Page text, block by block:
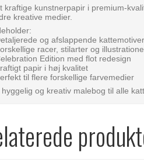
kraftige kunstnerpapir i premium-
kreative medier.
og afslappende kattemotiver
racer, stilarter og
Edition med flot redesign
papir i høj kvalitet
til flere forskellige farvemedier
hyggelig og kreativ malebog til alle